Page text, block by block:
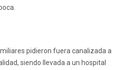
pidieron fuera canalizada a
siendo llevada a un hospital